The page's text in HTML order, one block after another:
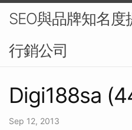
SEO與品牌知名
行銷公司
Digi188sa
Sep 12, 2013